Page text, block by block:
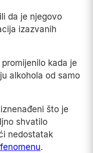
da je njegovo
izazvanih
kada je
alkohola od samo
što je
shvatilo
nedostatak
.